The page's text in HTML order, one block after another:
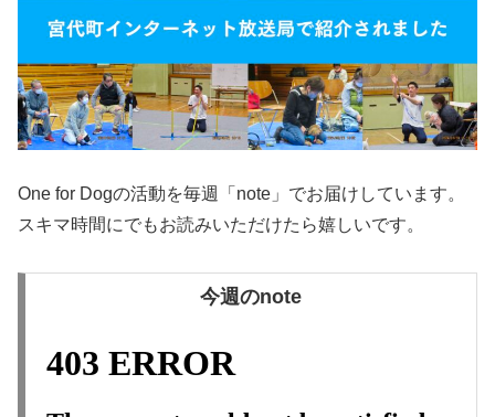
One for Dogの活動を毎週「note」でお届けしています。
スキマ時間にでもお読みいただけたら嬉しいです。
今週のnote